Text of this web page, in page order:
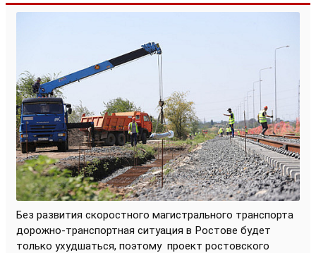
Без развития скоростного магистрального транспорта
дорожно-транспортная ситуация в Ростове будет
только ухудшаться, поэтому проект ростовского